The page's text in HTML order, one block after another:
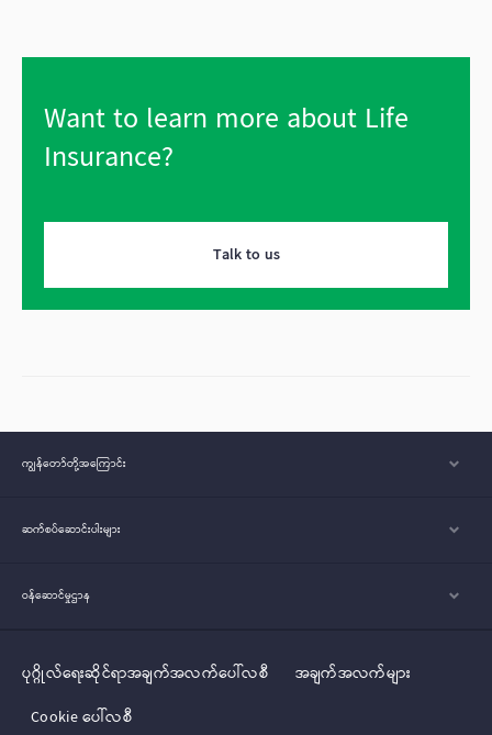
Want to learn more about Life
Insurance?
Talk to us
ကျွန်တော်တို့အ‌ကြောင်း
ဆက်စပ်ဆောင်းပါးများ
ဝန်ဆောင်မှုဌာန
ပုဂ္ဂိုလ်‌‌‌‌ရေးဆိုင်ရာအချက်အလက်ပေါ်လစီ
အချက်အလက်များ
Cookie ပေါ်လစီ